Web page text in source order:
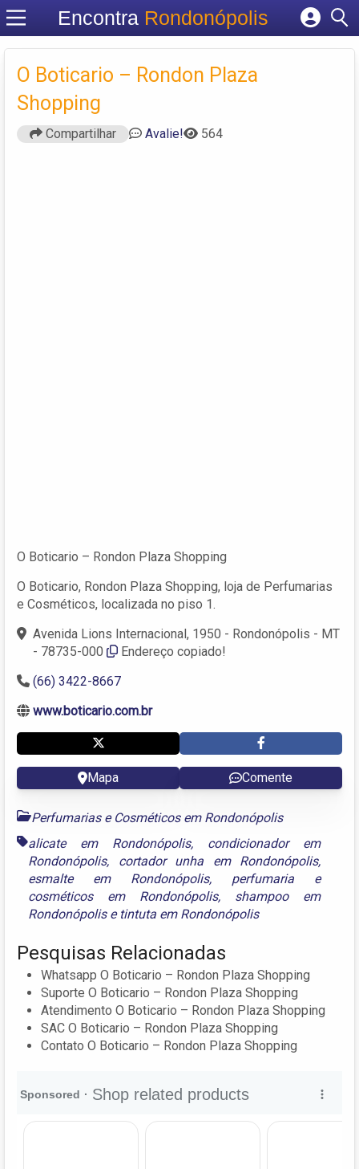
Encontra Rondonópolis
Cadastrar empresa
Criar conta
O Boticario – Rondon Plaza
Shopping
Compartilhar Avalie! 564
O Boticario – Rondon Plaza Shopping
O Boticario, Rondon Plaza Shopping, loja de Perfumarias
e Cosméticos, localizada no piso 1.
Avenida Lions Internacional, 1950 - Rondonópolis - MT
- 78735-000
Endereço copiado!
(66) 3422-8667
www.boticario.com.br
Mapa Comente
Perfumarias e Cosméticos em Rondonópolis
alicate em Rondonópolis, condicionador em
Rondonópolis, cortador unha em Rondonópolis,
esmalte em Rondonópolis, perfumaria e
cosméticos em Rondonópolis, shampoo em
Rondonópolise tintuta em Rondonópolis
Pesquisas Relacionadas
Whatsapp O Boticario – Rondon Plaza Shopping
Suporte O Boticario – Rondon Plaza Shopping
Atendimento O Boticario – Rondon Plaza Shopping
SAC O Boticario – Rondon Plaza Shopping
Contato O Boticario – Rondon Plaza Shopping